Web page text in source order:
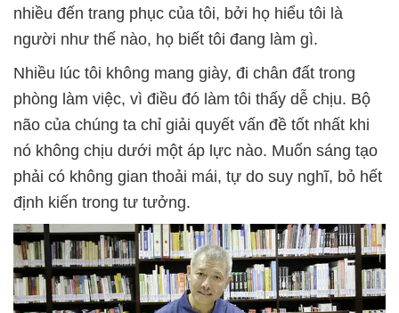
nhiều đến trang phục của tôi, bởi họ hiểu tôi là
người như thế nào, họ biết tôi đang làm gì.
Nhiều lúc tôi không mang giày, đi chân đất trong
phòng làm việc, vì điều đó làm tôi thấy dễ chịu. Bộ
não của chúng ta chỉ giải quyết vấn đề tốt nhất khi
nó không chịu dưới một áp lực nào. Muốn sáng tạo
phải có không gian thoải mái, tự do suy nghĩ, bỏ hết
định kiến trong tư tưởng.